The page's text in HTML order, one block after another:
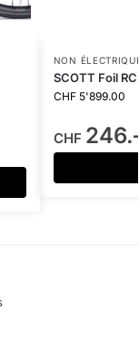
NON
SCOTT Foil
CHF5'899.00
CHF